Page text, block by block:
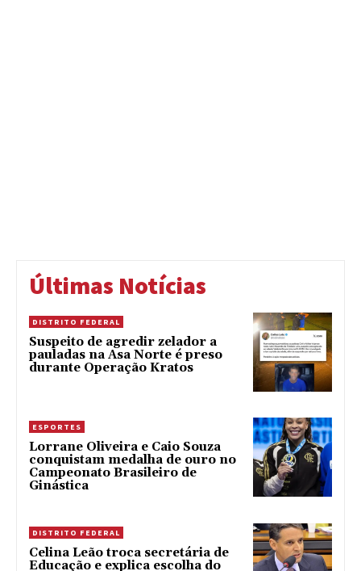
Últimas Notícias
DISTRITO FEDERAL
Suspeito de agredir zelador a
pauladas na Asa Norte é preso
durante Operação Kratos
ESPORTES
Lorrane Oliveira e Caio Souza
conquistam medalha de ouro no
Campeonato Brasileiro de
Ginástica
DISTRITO FEDERAL
Celina Leão troca secretária de
Educação e explica escolha do